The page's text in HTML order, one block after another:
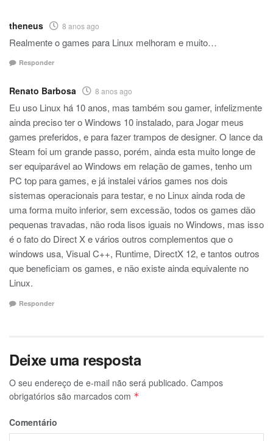
theneus 8 anos ago
Realmente o games para Linux melhoram e muito…
Responder
Renato Barbosa 8 anos ago
Eu uso Linux há 10 anos, mas também sou gamer, infelizmente
ainda preciso ter o Windows 10 instalado, para Jogar meus
games preferidos, e para fazer trampos de designer. O lance da
Steam foi um grande passo, porém, ainda esta muito longe de
ser equiparável ao Windows em relação de games, tenho um
PC top para games, e já instalei vários games nos dois
sistemas operacionais para testar, e no Linux ainda roda de
uma forma muito inferior, sem excessão, todos os games dão
pequenas travadas, não roda lisos iguais no Windows, mas isso
é o fato do Direct X e vários outros complementos que o
windows usa, Visual C++, Runtime, DirectX 12, e tantos outros
que beneficiam os games, e não existe ainda equivalente no
Linux.
Responder
Deixe uma resposta
O seu endereço de e-mail não será publicado. Campos
obrigatórios são marcados com *
Comentário